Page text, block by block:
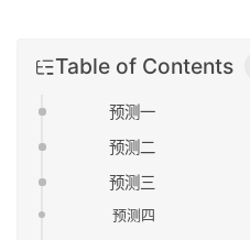
Table of Contents
预测一
预测二
预测三
预测四